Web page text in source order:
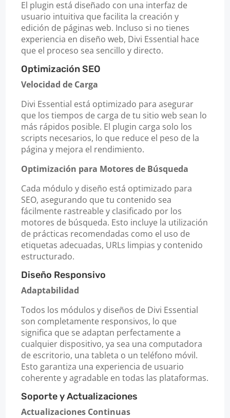
El plugin está diseñado con una interfaz de
usuario intuitiva que facilita la creación y
edición de páginas web. Incluso si no tienes
experiencia en diseño web, Divi Essential hace
que el proceso sea sencillo y directo.
Optimización SEO
Velocidad de Carga
Divi Essential está optimizado para asegurar
que los tiempos de carga de tu sitio web sean lo
más rápidos posible. El plugin carga solo los
scripts necesarios, lo que reduce el peso de la
página y mejora el rendimiento.
Optimización para Motores de Búsqueda
Cada módulo y diseño está optimizado para
SEO, asegurando que tu contenido sea
fácilmente rastreable y clasificado por los
motores de búsqueda. Esto incluye la utilización
de prácticas recomendadas como el uso de
etiquetas adecuadas, URLs limpias y contenido
estructurado.
Diseño Responsivo
Adaptabilidad
Todos los módulos y diseños de Divi Essential
son completamente responsivos, lo que
significa que se adaptan perfectamente a
cualquier dispositivo, ya sea una computadora
de escritorio, una tableta o un teléfono móvil.
Esto garantiza una experiencia de usuario
coherente y agradable en todas las plataformas.
Soporte y Actualizaciones
Actualizaciones Continuas